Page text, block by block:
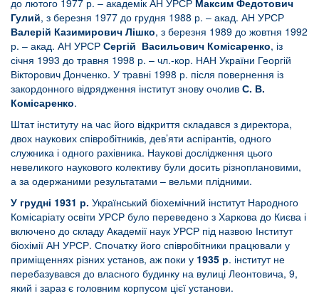
до лютого 1977 р. – академік АН УРСР Максим Федотович
Гулий, з березня 1977 до грудня 1988 р. – акад. АН УРСР
Валерій Казимирович Лішко, з березня 1989 до жовтня 1992
р. – акад. АН УРСР Сергій Васильович Комісаренко, із
січня 1993 до травня 1998 р. – чл.-кор. НАН України Георгій
Вікторович Донченко. У травні 1998 р. після повернення із
закордонного відрядження інститут знову очолив С. В.
Комісаренко.
Штат інституту на час його відкриття складався з директора,
двох наукових співробітників, дев’яти аспірантів, одного
служника і одного рахівника. Наукові дослідження цього
невеликого наукового колективу були досить різноплановими,
а за одержаними результатами – вельми плідними.
У грудні 1931 р. Український біохемічний інститут Народного
Комісаріату освіти УРСР було переведено з Харкова до Києва і
включено до складу Академії наук УРСР під назвою Інститут
біохімії АН УРСР. Спочатку його співробітники працювали у
приміщеннях різних установ, аж поки у 1935 р. інститут не
перебазувався до власного будинку на вулиці Леонтовича, 9,
який і зараз є головним корпусом цієї установи.